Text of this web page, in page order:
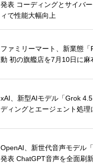
発表 コーディングとサイバ
ィで性能大幅向上
ファミリーマート、新業態「
動 初の旗艦店を7月10日に麻
xAI、新型AIモデル「Grok
ディングとエージェント処理
OpenAI、新世代音声モデル「
発表 ChatGPT音声を全面刷